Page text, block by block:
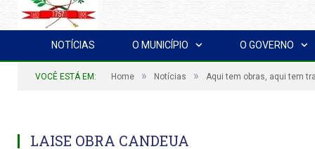
NOTÍCIAS O MUNICÍPIO O GOVERNO
VOCÊ ESTÁ EM: Home » Notícias » Aqui tem obras, aqui tem
LAISE OBRA CANDEUA